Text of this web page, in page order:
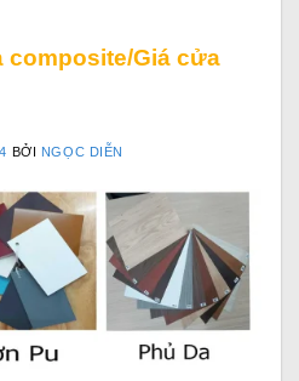
composite/Giá cửa
BỞI NGỌC DIỄN